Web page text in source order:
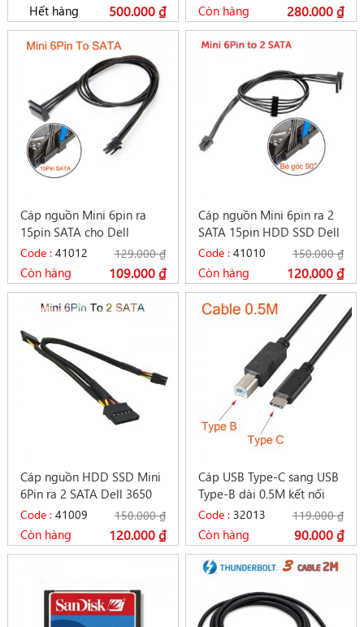
500.000₫
Hết hàng 280.000₫
Còn hàng
Cáp nguồn Mini 6pin ra
15pin SATA cho Dell
Vostro 3070 3670 3668
129.000₫
109.000₫
Code :41012
Còn hàng
Cáp nguồn Mini 6pin ra 2
SATA 15pin HDD SSD Dell
Vostro 3070 3670 150.000₫
120.000₫
Code :41010
Còn hàng
Cáp nguồn HDD SSD Mini
6Pin ra 2 SATA Dell 3650
3655 3252 3668
150.000₫
120.000₫
Code :41009
Còn hàng
Cáp USB Type-C sang USB
Type-B dài 0.5M kết nối
Máy in với Macbook119.000₫
90.000₫
Code :32013
Còn hàng